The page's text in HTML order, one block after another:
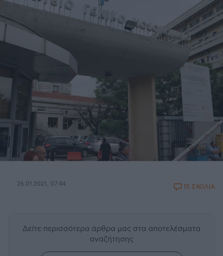
26.01.2021, 07:44 15 ΣΧΟΛΙΑ
Δείτε περισσότερα άρθρα μας στα αποτελέσματα
αναζήτησης